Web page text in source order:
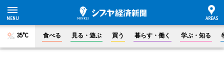
35°C 食べる 見る・遊ぶ 買う 暮らす・働く 学ぶ・知る